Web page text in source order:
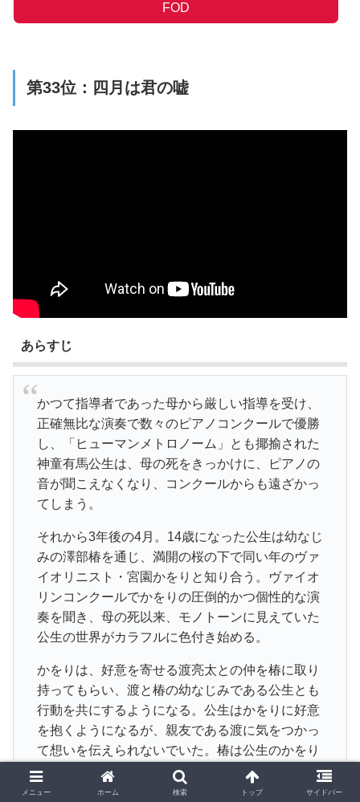
FOD
第33位：四月は君の嘘
あらすじ
かつて指導者であった母から厳しい指導を受け、
正確無比な演奏で数々のピアノコンクールで優勝
し、「ヒューマンメトロノーム」とも揶揄された
神童有馬公生は、母の死をきっかけに、ピアノの
音が聞こえなくなり、コンクールからも遠ざかっ
てしまう。
それから3年後の4月。14歳になった公生は幼なじ
みの澤部椿を通じ、満開の桜の下で同い年のヴァ
イオリニスト・宮園かをりと知り合う。ヴァイオ
リンコンクールでかをりの圧倒的かつ個性的な演
奏を聞き、母の死以来、モノトーンに見えていた
公生の世界がカラフルに色付き始める。
かをりは、好意を寄せる渡亮太との仲を椿に取り
持ってもらい、渡と椿の幼なじみである公生とも
行動を共にするようになる。公生はかをりに好意
を抱くようになるが、親友である渡に気をつかっ
て想いを伝えられないでいた。椿は公生のかをり
への恋心に気付き、また自身に芽生えた公生への
恋心にも気付き苦悩する。
メニュー ホーム 検索 トップ サイドバー